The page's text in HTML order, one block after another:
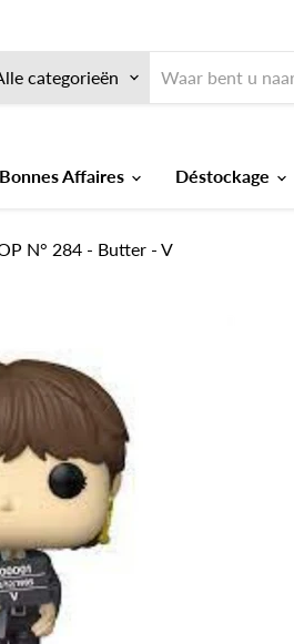
categorieën
Bonnes Affaires Déstockage
N° 284 - Butter - V